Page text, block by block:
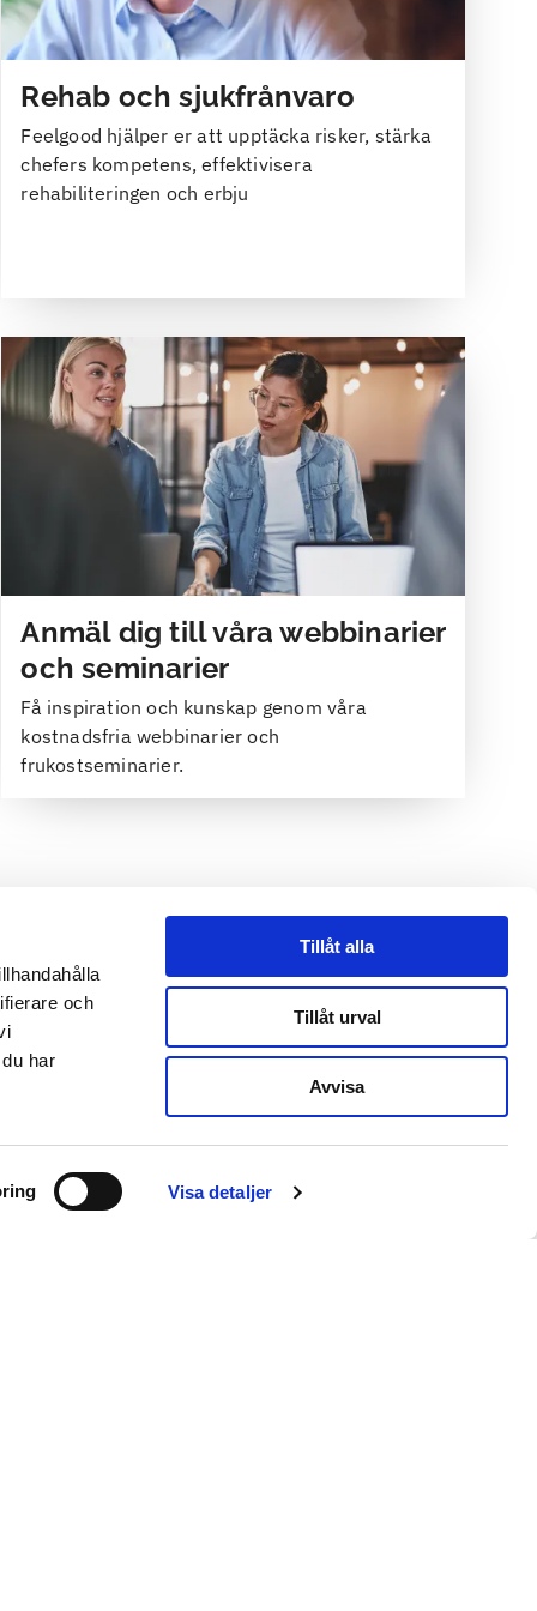
och
har
Visa detaljer
Tillåt alla
Tillåt urval
Avvisa
Rehab och sjukfrånvaro
Feelgood hjälper er att upptäcka risker, stärka
chefers kompetens, effektivisera
rehabiliteringen och erbju
Anmäl dig till våra webbinarier
och seminarier
Få inspiration och kunskap genom våra
kostnadsfria webbinarier och
frukostseminarier.